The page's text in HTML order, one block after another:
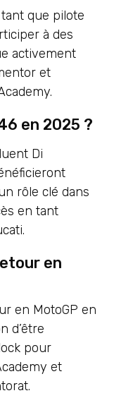
que pilote
à des
activement
et
en 2025 ?
Di
rôle clé dans
en tant
en
en MotoGP en
d’être
pour
et